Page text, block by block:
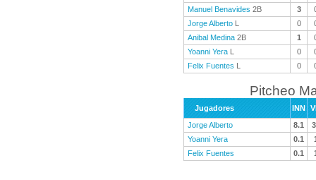
Manuel Benavides 2B 3
Jorge Alberto L 0
Anibal Medina 2B 1
Yoanni Yera L 0
Felix Fuentes L 0
Pitcheo
Jugadores INN
Jorge Alberto
8.1
Yoanni Yera
0.1
Felix Fuentes
0.1